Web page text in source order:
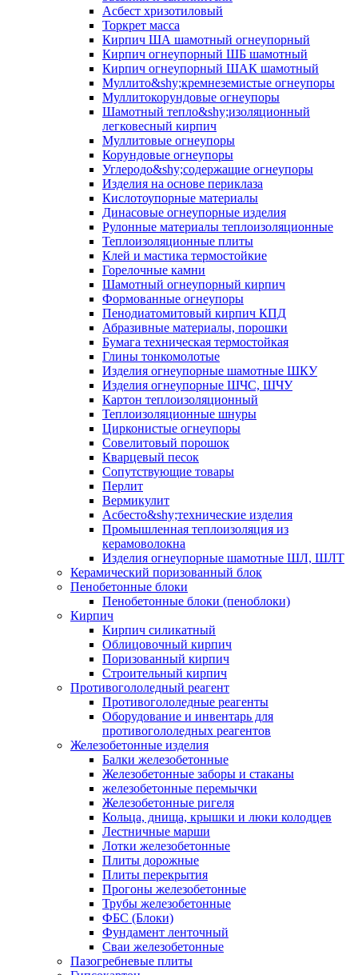
Асбест хризотиловый
Торкрет масса
Кирпич ША шамотный огнеупорный
Кирпич огнеупорный ШБ шамотный
Кирпич огнеупорный ШАК шамотный
Муллито&shy;­кремнеземистые огнеупоры
Муллито­корундовые огнеупоры
Шамотный тепло&shy;изоляционный
легковесный кирпич
Муллитовые огнеупоры
Корундовые огнеупоры
Углеродо&shy;содержащие огнеупоры
Изделия на основе периклаза
Кислотоупорные материалы
Динасовые огнеупорные изделия
Рулонные материалы теплоизоляционные
Тепло­изоляционные плиты
Клей и мастика термостойкие
Горелочные камни
Шамотный огнеупорный кирпич
Формованные огнеупоры
Пенодиатомитовый кирпич КПД
Абразивные материалы, порошки
Бумага техническая термостойкая
Глины тонкомолотые
Изделия огнеупорные шамотные ШКУ
Изделия огнеупорные ШЧС, ШЧУ
Картон теплоизоляционный
Теплоизоляционные шнуры
Цирконистые огнеупоры
Совелитовый порошок
Кварцевый песок
Сопутствующие товары
Перлит
Вермикулит
Асбесто&shy;технические изделия
Промышленная теплоизоляция из
керамоволокна
Изделия огнеупорные шамотные ШЛ, ШЛТ
Керамический поризованный блок
Пенобетонные блоки
Пенобетонные блоки (пеноблоки)
Кирпич
Кирпич силикатный
Облицовочный кирпич
Поризованный кирпич
Строительный кирпич
Противогололедный реагент
Противогололедные реагенты
Оборудование и инвентарь для
противогололедных реагентов
Железобетонные изделия
Балки железобетонные
Железобетонные заборы и стаканы
железобетонные перемычки
Железобетонные ригеля
Кольца, днища, крышки и люки колодцев
Лестничные марши
Лотки железобетонные
Плиты дорожные
Плиты перекрытия
Прогоны железобетонные
Трубы железобетонные
ФБС (Блоки)
Фундамент ленточный
Сваи железобетонные
Пазогребневые плиты